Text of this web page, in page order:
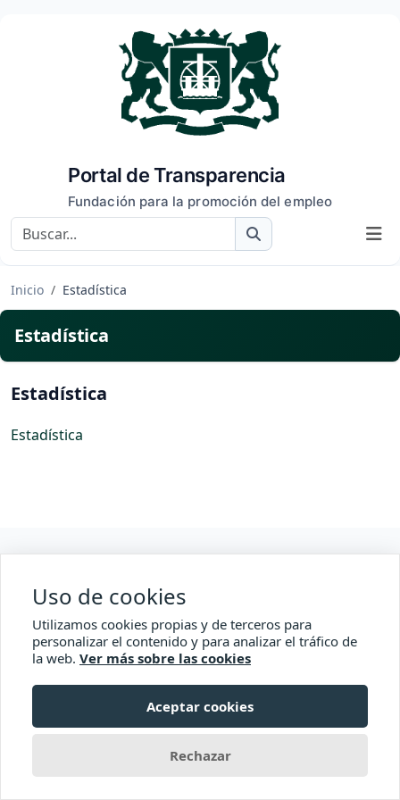
Portal de Transparencia
Fundación para la promoción del empleo
Inicio Estadística
Estadística
Estadística
Estadística
Accesibilidad
Comisionado Transparencia
© 2026 Fundación para la promoción del empleo -
Transparencia Canaria
Uso de cookies
Utilizamos cookies propias y de terceros para
personalizar el contenido y para analizar el tráfico de
la web. Ver más sobre las cookies
Aceptar cookies
Rechazar